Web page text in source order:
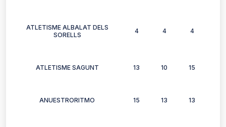
ATLETISME ALBALAT DELS
SORELLS
4 4 4
ATLETISME SAGUNT 13 10 15
ANUESTRORITMO 15 13 13